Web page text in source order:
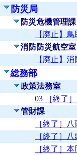
防災局
防災危機管理課
【廃止】
消防防災航空室
【廃止】
総務部
政策法務室
03 ［終了
管財課
［終了］
［終了］
［終了］